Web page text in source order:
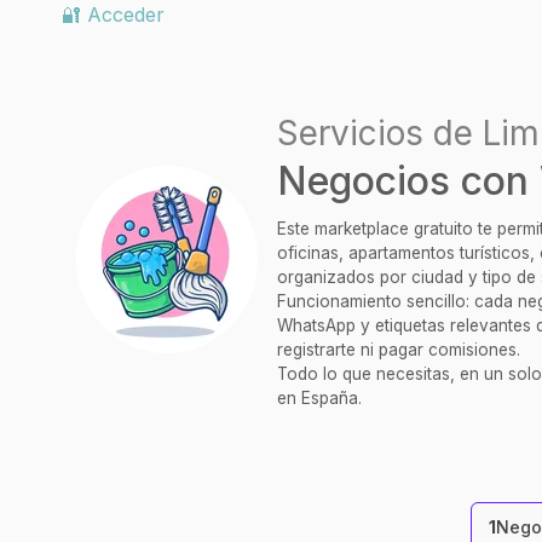
🔐 Acceder
Servicios de
Negocios con
Este marketplace gratuito te
oficinas, apartamentos
organizados por ciudad y tipo de
Funcionamiento sencillo: cada
WhatsApp y etiquetas relevantes
registrarte ni pagar comisiones.
Todo lo que necesitas, en un
en España.
1